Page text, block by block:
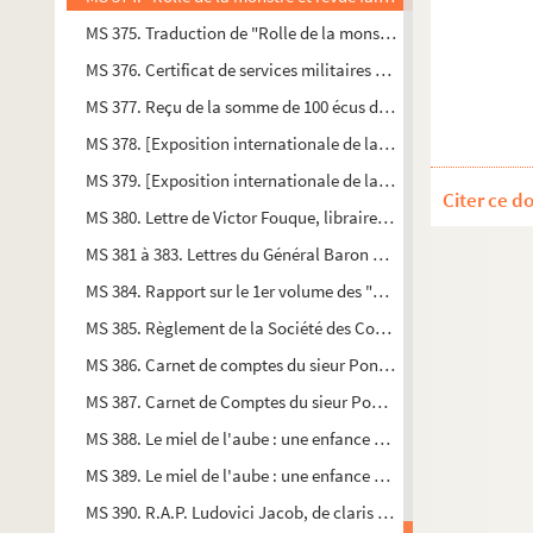
MS 375. Traduction de "Rolle de la monstre et revue faicte
MS 376. Certificat de services militaires du cavalier Laverdure
MS 377. Reçu de la somme de 100 écus donnée à Anthoine
MS 378. [Exposition internationale de la Ville de Lyon
MS 379. [Exposition internationale de la Ville de Lyon
MS 380. Lettre de Victor Fouque, libraire à Chalon, à M.
MS 381 à 383. Lettres du Général Baron Vivant-Jean Brunet-
MS 384. Rapport sur le 1er volume des "Documents pour
MS 385. Règlement de la Société des Compagnons
MS 386. Carnet de comptes du sieur Poncet concernant les
MS 387. Carnet de Comptes du sieur Poncet concernant
MS 388. Le miel de l'aube : une enfance en Bourgogne sous
MS 389. Le miel de l'aube : une enfance en Bourgogne sous
MS 390. R.A.P. Ludovici Jacob, de claris scriptoribus
Citer ce